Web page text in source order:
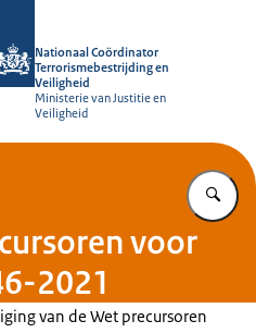
Nationaal Coördinator
Terrorismebestrijding en
Veiligheid
Ministerie van Justitie en
Veiligheid
voor
2021
van de Wet precursoren